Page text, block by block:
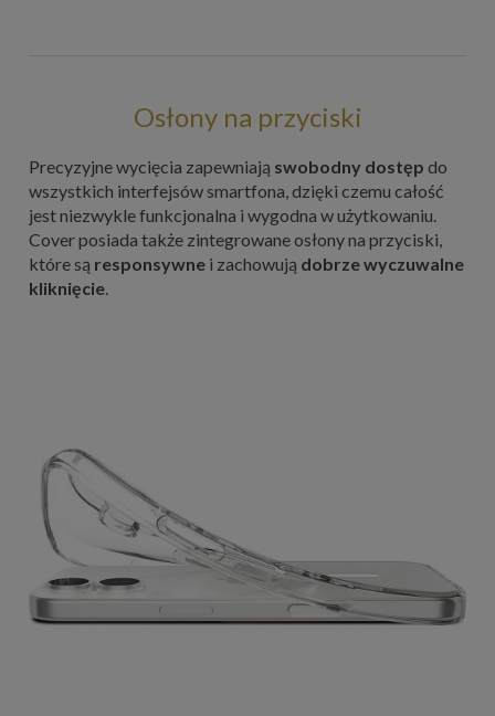
Osłony na przyciski
Precyzyjne wycięcia zapewniają swobodny dostęp do
wszystkich interfejsów smartfona, dzięki czemu całość
jest niezwykle funkcjonalna i wygodna w użytkowaniu.
Cover posiada także zintegrowane osłony na przyciski,
które są responsywne i zachowują dobrze wyczuwalne
kliknięcie